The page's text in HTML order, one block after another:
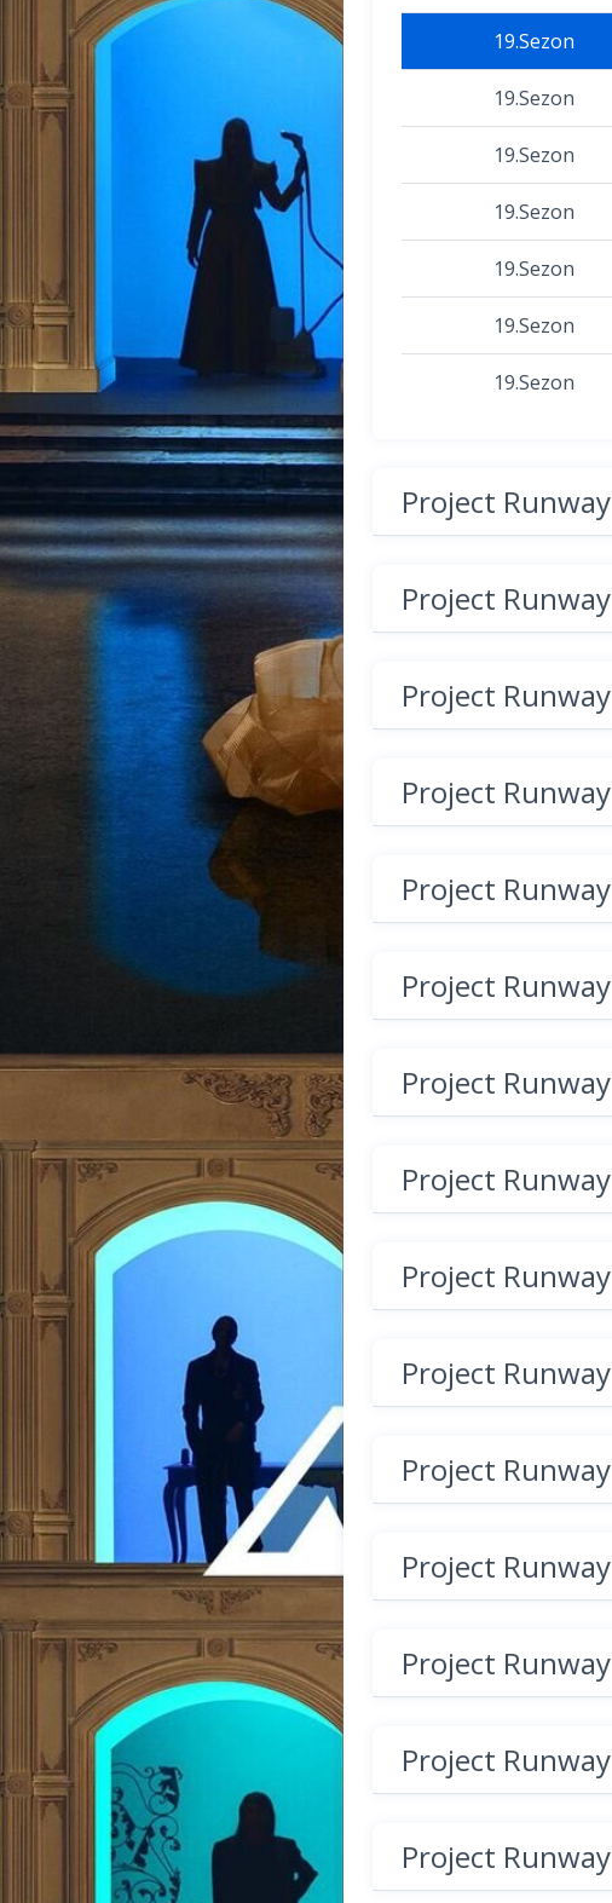
19.Sezon
19.Sezon
19.Sezon
19.Sezon
19.Sezon
19.Sezon
19.Sezon
Project Runway
Project Runway
Project Runway
Project Runway
Project Runway
Project Runway
Project Runway
Project Runway
Project Runway
Project Runway
Project Runway
Project Runway
Project Runway
Project Runway
Project Runway